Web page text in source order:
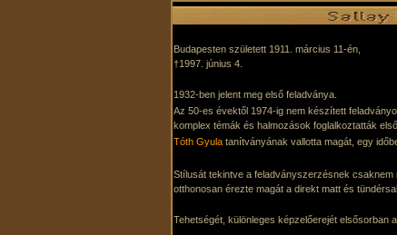
Budapesten született 1911. március 11-én,
†1997. június 4.
1932-ben jelent meg első feladványa.
Az 50-es évektől 1974-ig nem készített
komplex témák és halmozások foglalkoztatták
Tóth Gyula tanítványának vallotta magát, egy
Stílusát tekintve a feladványszerzésnek csaknem
otthonosan érezte magát a direkt matt és
Tehetségét, különleges képzelőerejét elsősorban